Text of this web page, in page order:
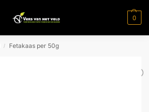
0
/ Fetakaas per 50g